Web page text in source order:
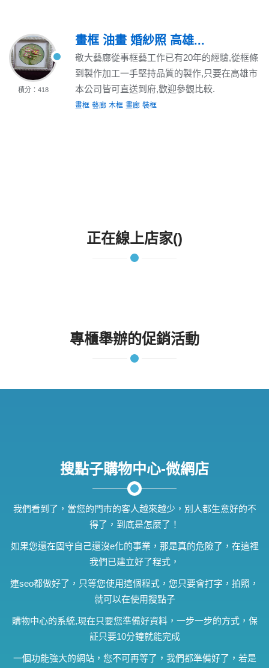
積分：418
畫框 油畫 婚紗照 高雄...
敬大藝廊從事框藝工作已有20年的經驗,從框條
到製作加工一手堅持品質的製作,只要在高雄市
本公司皆可直送到府,歡迎參觀比較.
畫框 藝廊 木框 畫廊 裝框
正在線上店家()
專櫃舉辦的促銷活動
搜點子購物中心-微網店
我們看到了，當您的門市的客人越來越少，別人都生意好的不
得了，到底是怎麼了！
如果您還在固守自己還沒e化的事業，那是真的危險了，在這裡
我們已建立好了程式，
連seo都做好了，只等您使用這個程式，您只要會打字，拍照，
就可以在使用搜點子
購物中心的系統,現在只要您準備好資料，一步一步的方式，保
証只要10分鐘就能完成
一個功能強大的網站，您不可再等了，我們都準備好了，若是